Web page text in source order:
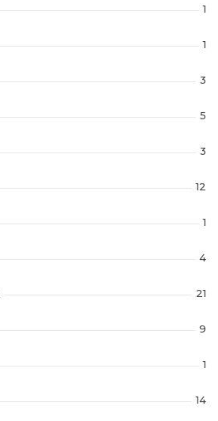
1
1
3
5
3
12
1
4
21
9
1
14